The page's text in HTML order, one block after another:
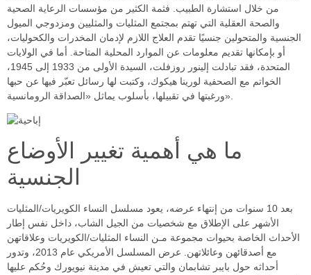
من خلال استشارة الطبيب. فثمة الكثير من مؤسسات الرعاية الصحية
والصحة العقلية التي تهتم بمجتمع المثليات والمثليين ومزدوجي الميول
الجنسية والمتحولين جنسيًا تقدم العلاج اللازم لإدمان المخدرات والكحوليات،
أو بإمكانها تقديم معلومات عن الموارد المحلية المتاحة. أما في الولايات
المتحدة، فقد تبادلت إلينور روزفلت، السيدة الأولى من 1933 إلى 1945،
الخواتم مع الصحفية لورينا هيكوك، وكتبت لها رسائل تعبّر فيها عن حبها
ورغبتها في تقبيلها، بأسلوب يماثل «الصداقة الرومانسية».
ما هي أهمية تغيير الأوضاع
الجنسية
بعد 10 سنوات من إنتهاء عرضه، يعود مسلسل النساء الكويريات/المثليات
الأشهر على الإطلاق مع شخصيات من الجيل الشاب، داخل نفس إطار
الأحداث الخاصة بحيوات مجموعة مـن النساء المثليات/الكويريات وعلاقاتهن
مع أصدقائهن وعائلاتهن. عرض المسلسل الأمريكي عام 2013، وتدور
أحداثه حول بايبر تشابمان والتي تعيش في مدينة نيويورك وحُكم عليها